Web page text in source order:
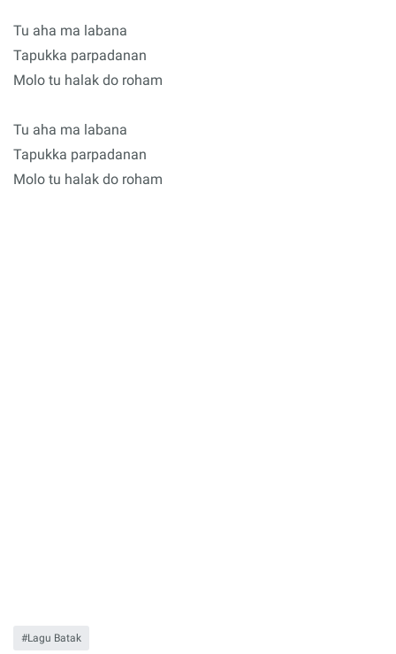
Tu aha ma labana
Tapukka parpadanan
Molo tu halak do roham
Tu aha ma labana
Tapukka parpadanan
Molo tu halak do roham
Lagu Batak